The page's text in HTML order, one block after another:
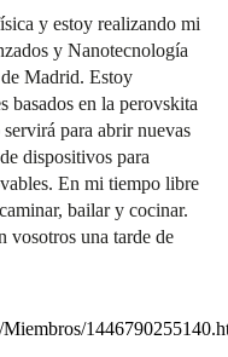
y estoy realizando mi
y Nanotecnología
Madrid. Estoy
basados en la perovskita
para abrir nuevas
dispositivos para
En mi tiempo libre
bailar y cocinar.
vosotros una tarde de